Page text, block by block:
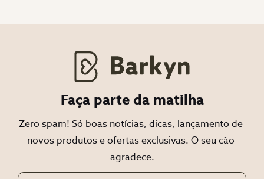
Faça parte da matilha
Zero spam! Só boas notícias, dicas, lançamento de
novos produtos e ofertas exclusivas. O seu cão
agradece.